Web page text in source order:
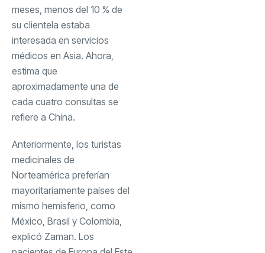
meses, menos del 10 % de
su clientela estaba
interesada en servicios
médicos en Asia. Ahora,
estima que
aproximadamente una de
cada cuatro consultas se
refiere a China.
Anteriormente, los turistas
medicinales de
Norteamérica preferían
mayoritariamente países del
mismo hemisferio, como
México, Brasil y Colombia,
explicó Zaman. Los